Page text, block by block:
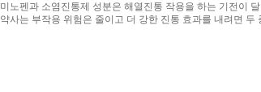
미노펜과 소염진통제 성분은 해열진통 작용을 하는 기전이
약사는 부작용 위험은 줄이고 더 강한 진통 효과를 내려면